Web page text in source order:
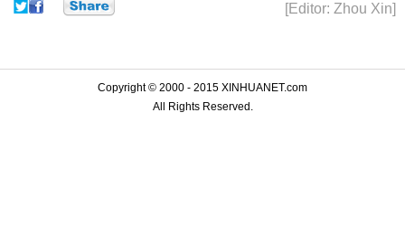
[Editor: Zhou Xin]
Copyright © 2000 - 2015 XINHUANET.com
All Rights Reserved.